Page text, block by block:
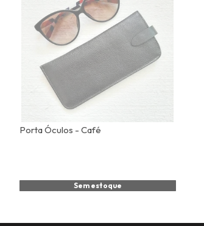
Porta Óculos - Café
Sem estoque